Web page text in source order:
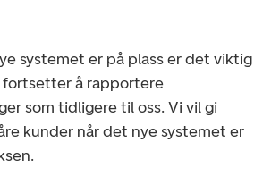
systemet er på plass er det viktig
å rapportere
som tidligere til oss. Vi vil gi
kunder når det nye systemet er